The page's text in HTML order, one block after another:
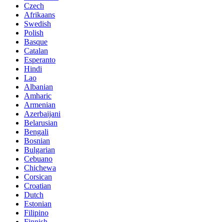
Czech
Afrikaans
Swedish
Polish
Basque
Catalan
Esperanto
Hindi
Lao
Albanian
Amharic
Armenian
Azerbaijani
Belarusian
Bengali
Bosnian
Bulgarian
Cebuano
Chichewa
Corsican
Croatian
Dutch
Estonian
Filipino